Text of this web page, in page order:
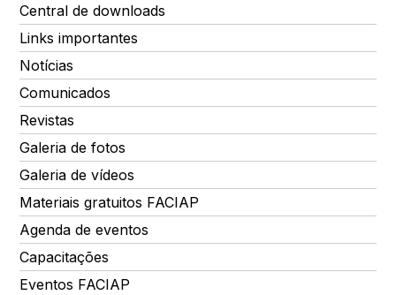
Central de downloads
Links importantes
Notícias
Comunicados
Revistas
Galeria de fotos
Galeria de vídeos
Materiais gratuitos FACIAP
Agenda de eventos
Capacitações
Eventos FACIAP